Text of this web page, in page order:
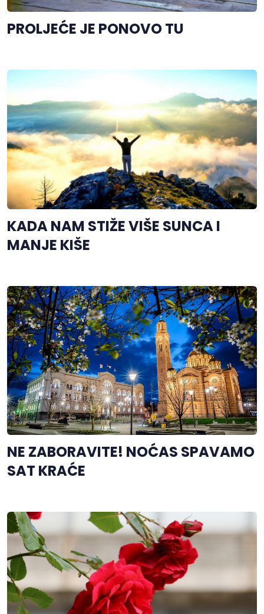
PROLJEĆE JE PONOVO TU
KADA NAM STIŽE VIŠE SUNCA I
MANJE KIŠE
NE ZABORAVITE! NOĆAS SPAVAMO
SAT KRAĆE